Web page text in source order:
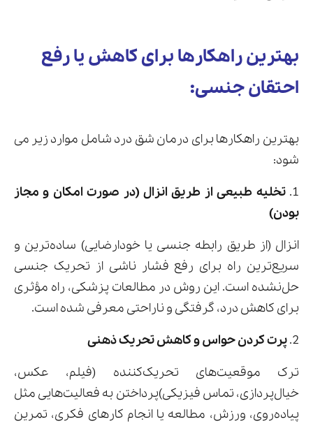
بهترین راهکارها برای کاهش یا رفع
احتقان جنسی:
بهترین راهکارها برای درمان شق درد شامل موارد زیر می
شود:
1. تخلیه طبیعی از طریق انزال (در صورت امکان و مجاز
بودن)
انزال (از طریق رابطه جنسی یا خودارضایی) ساده‌ترین و
سریع‌ترین راه برای رفع فشار ناشی از تحریک جنسی
حل‌نشده است. این روش در مطالعات پزشکی، راه مؤثری
برای کاهش درد، گرفتگی و ناراحتی معرفی شده است.
2. پرت کردن حواس و کاهش تحریک ذهنی
ترک موقعیت‌های تحریک‌کننده (فیلم، عکس،
خیال‌پردازی، تماس فیزیکی)پرداختن به فعالیت‌هایی مثل
پیاده‌روی، ورزش، مطالعه یا انجام کارهای فکری، تمرین